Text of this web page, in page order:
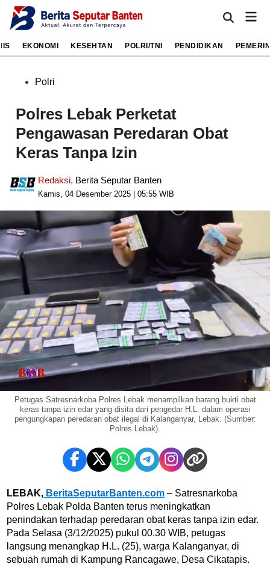
Skip
Open
EKONOMI KESEHTAN POLRI/TNI PENDIDIKAN
PostedPolri
Polres Lebak Perketat
Pengawasan Peredaran Obat
Keras Tanpa Izin
Redaksi, Berita Seputar Banten
Kamis, 04 Desember 2025 | 05:55 WIB
Petugas Satresnarkoba Polres Lebak menampilkan barang bukti obat
keras tanpa izin edar yang disita dari pengedar H.L. dalam operasi
pengungkapan peredaran obat ilegal di Kalanganyar, Lebak. (Sumber:
Polres Lebak).
LEBAK, BeritaSeputarBanten.com – Satresnarkoba
Polres Lebak Polda Banten terus meningkatkan
penindakan terhadap peredaran obat keras tanpa izin edar.
Pada Selasa (3/12/2025) pukul 00.30 WIB, petugas
langsung menangkap H.L. (25), warga Kalanganyar, di
sebuah rumah di Kampung Rancagawe, Desa Cikatapis.